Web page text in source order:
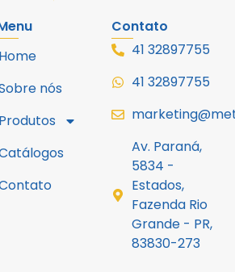
Home
nós
Produtos
Contato
41 32897755
41 32897755
Av. Paraná,
5834 -
Estados,
Fazenda Rio
Grande - PR,
83830-273